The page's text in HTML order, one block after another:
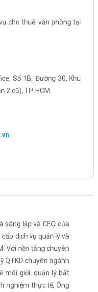
cho thuê văn phòng tại
Số 1B, Đường 30, Khu
2 cũ), TP. HCM
sáng lập và CEO của
dịch vụ quản lý và
Với nền tảng chuyên
QTKD chuyên ngành
môi giới, quản lý bất
nghiệm thực tế, Ông